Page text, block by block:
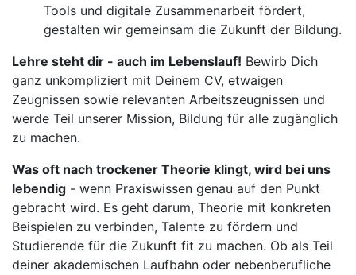
Tools und digitale Zusammenarbeit fördert,
gestalten wir gemeinsam die Zukunft der Bildung.
Lehre steht dir - auch im Lebenslauf! Bewirb Dich
ganz unkompliziert mit Deinem CV, etwaigen
Zeugnissen sowie relevanten Arbeitszeugnissen und
werde Teil unserer Mission, Bildung für alle zugänglich
zu machen.
Was oft nach trockener Theorie klingt, wird bei uns
lebendig - wenn Praxiswissen genau auf den Punkt
gebracht wird. Es geht darum, Theorie mit konkreten
Beispielen zu verbinden, Talente zu fördern und
Studierende für die Zukunft fit zu machen. Ob als Teil
deiner akademischen Laufbahn oder nebenberufliche